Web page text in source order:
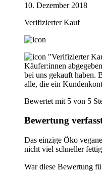
10. Dezember 2018
Verifizierter Kauf
"Verifizierter
Käufer:innen
bei uns gekauft haben.
alle, die ein
Bewertet mit 5 von 5
Bewertung
Das einzige Öko
nicht viel schneller
War diese Bewertung